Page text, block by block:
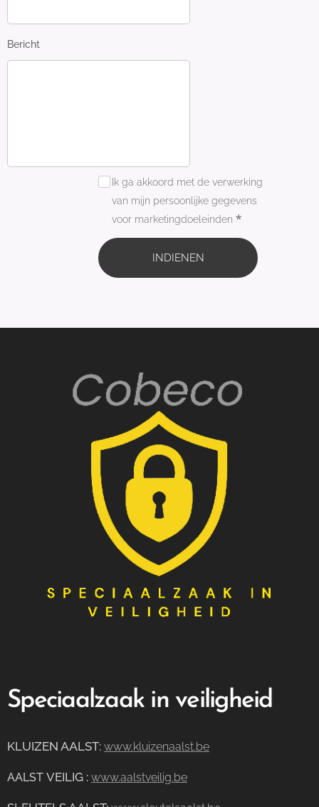
Bericht
Ik ga akkoord met de verwerking
van mijn persoonlijke gegevens
voor marketingdoeleinden
INDIENEN
Speciaalzaak in veiligheid
KLUIZEN AALST: www.kluizenaalst.be
AALST VEILIG : www.aalstveilig.be